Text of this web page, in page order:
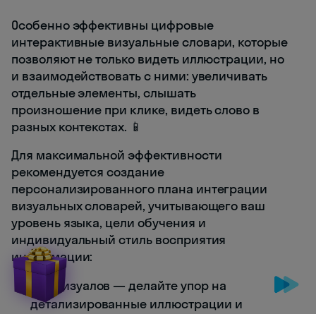
Особенно эффективны цифровые
интерактивные визуальные словари, которые
позволяют не только видеть иллюстрации, но
и взаимодействовать с ними: увеличивать
отдельные элементы, слышать
произношение при клике, видеть слово в
разных контекстах. 📱
Для максимальной эффективности
рекомендуется создание
персонализированного плана интеграции
визуальных словарей, учитывающего ваш
уровень языка, цели обучения и
индивидуальный стиль восприятия
информации:
Для визуалов — делайте упор на
детализированные иллюстрации и